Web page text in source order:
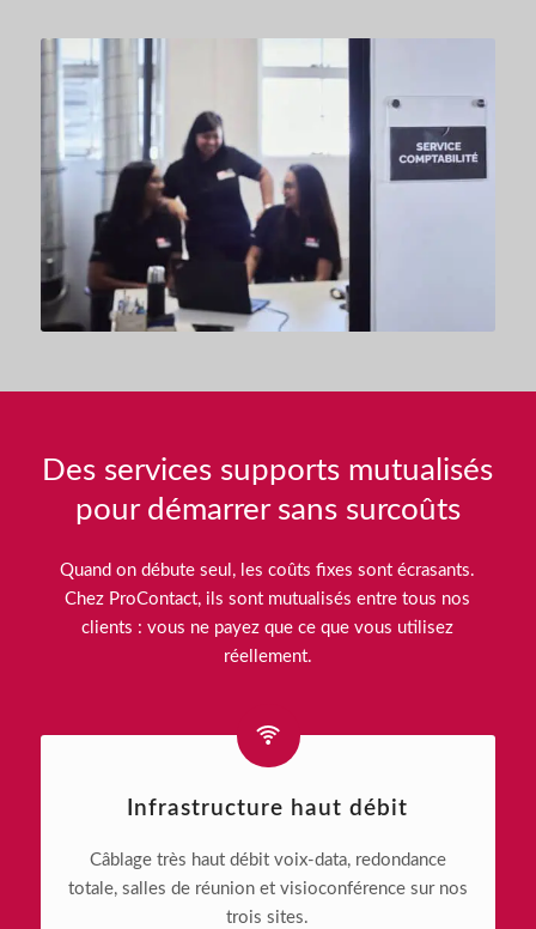
Des services supports mutualisés
pour démarrer sans surcoûts
Quand on débute seul, les coûts fixes sont écrasants.
Chez ProContact, ils sont mutualisés entre tous nos
clients : vous ne payez que ce que vous utilisez
réellement.
Infrastructure haut débit
Câblage très haut débit voix-data, redondance
totale, salles de réunion et visioconférence sur nos
trois sites.